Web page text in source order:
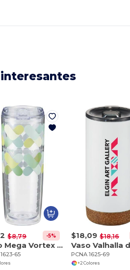
$8,79 -5%
Vaso Mega Vortex 24oz
65
$18,09 $18,16
PCNA 1625-69
+2 Colores